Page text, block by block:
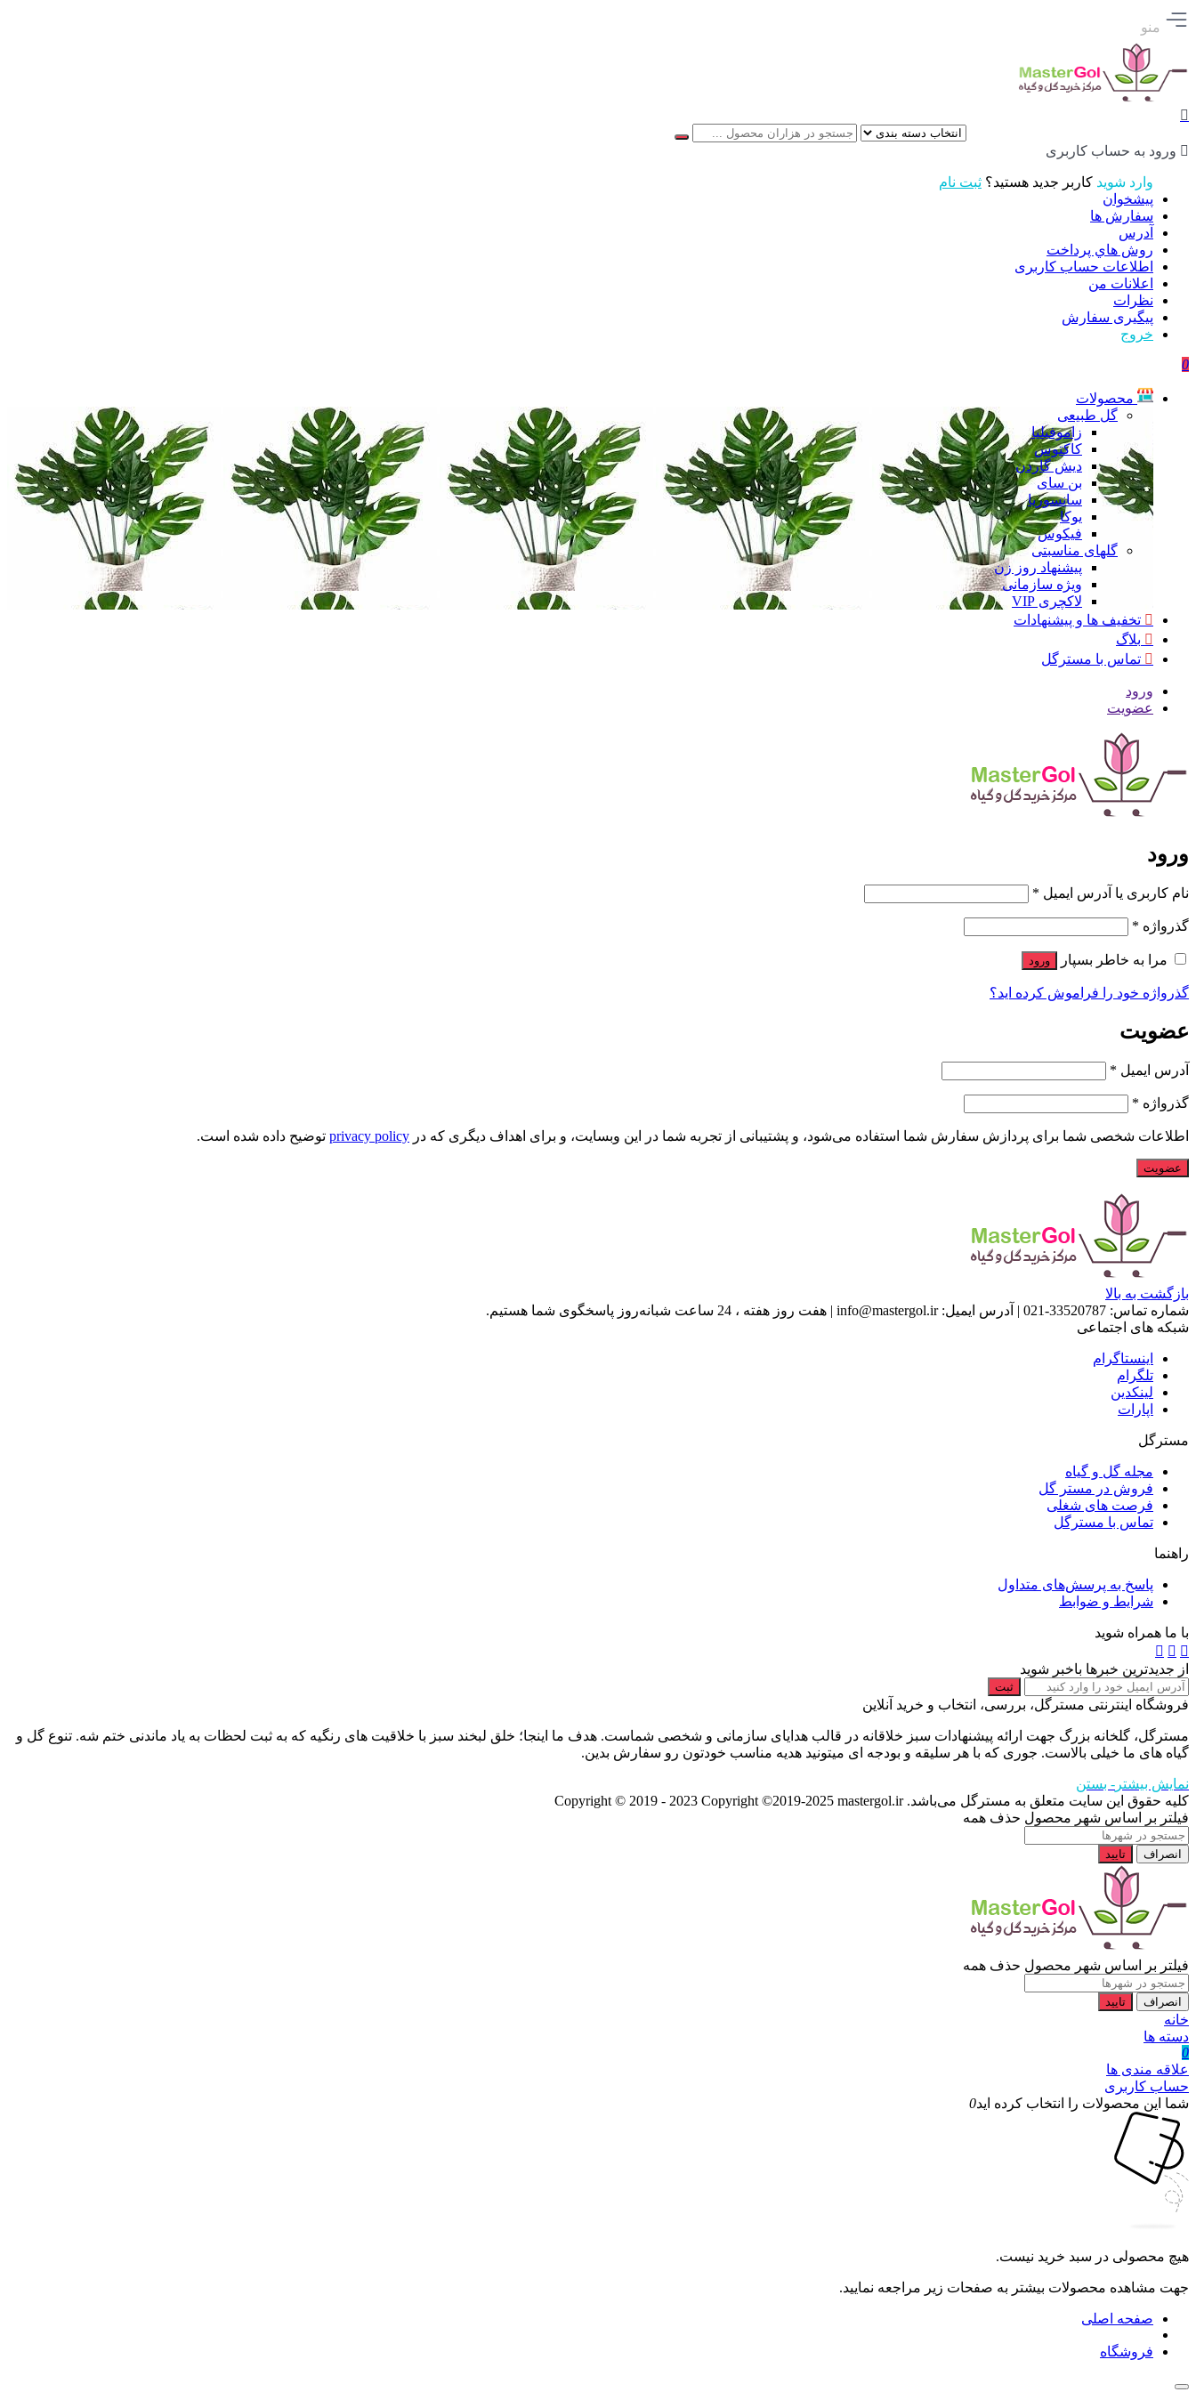
منو
ورود به حساب کاربری
وارد شوید کاربر جدید هستید؟ ثبت نام
پیشخوان
سفارش ها
آدرس
روش هاي پرداخت
اطلاعات حساب كاربری
اعلانات من
نظرات
پیگیری سفارش
خروج
0
محصولات
گل طبیعی
زاموفیلیا
کاکتوس
دیش گاردن
بن سای
سانسوریا
یوکا
فیکوس
گلهای مناسبتی
پیشنهاد روز زن
ویژه سازمانی
لاکچری VIP
تخفیف ها و پیشنهادات
بلاگ
تماس با مسترگل
ورود
عضویت
ورود
نام کاربری یا آدرس ایمیل *
گذرواژه *
مرا به خاطر بسپار ورود
گذرواژه خود را فراموش کرده اید؟
عضویت
آدرس ایمیل *
گذرواژه *
اطلاعات شخصی شما برای پردازش سفارش شما استفاده می‌شود، و پشتیبانی از تجربه شما در این وبسایت، و برای اهداف دیگری که در privacy policy توضیح داده شده است.
عضویت
بازگشت به بالا
شماره تماس: 33520787-021
| آدرس ایمیل: info@mastergol.ir
| هفت روز هفته ، 24 ساعت شبانه‌روز پاسخگوی شما هستیم.
شبکه های اجتماعی
اینستاگرام
تلگرام
لینکدین
اپارات
مسترگل
مجله گل و گیاه
فروش در مستر گل
فرصت های شغلی
تماس با مسترگل
راهنما
پاسخ به پرسش‌های متداول
شرایط و ضوابط
با ما همراه شوید
از جدیدترین خبرها باخبر شوید
ثبت
فروشگاه اینترنتی مسترگل، بررسی، انتخاب و خرید آنلاین
مسترگل، گلخانه بزرگ جهت ارائه پیشنهادات سبز خلاقانه در قالب هدایای سازمانی و شخصی شماست. هدف ما اینجا؛ خلق لبخند سبز با خلاقیت های رنگیه که به ثبت لحظات به یاد ماندنی ختم شه. تنوع گل و
گیاه های ما خیلی بالاست. جوری که با هر سلیقه و بودجه ای میتونید هدیه مناسب خودتون رو سفارش بدین.
نمایش بیشتر - بستن
کلیه حقوق این سایت متعلق به مسترگل می‌باشد. Copyright © 2019 - 2023Copyright ©2019-2025 mastergol.ir
فیلتر بر اساس شهر محصول حذف همه
انصراف تایید
فیلتر بر اساس شهر محصول حذف همه
انصراف تایید
خانه
دسته ها
0
علاقه مندی ها
حساب کاربری
شما این محصولات را انتخاب کرده اید0
هیچ محصولی در سبد خرید نیست.
جهت مشاهده محصولات بیشتر به صفحات زیر مراجعه نمایید.
صفحه اصلی
فروشگاه